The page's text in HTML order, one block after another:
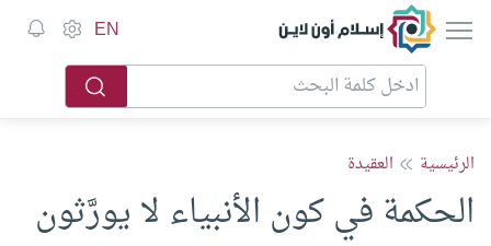
إسلام أون لاين EN
الرئيسية العقيدة
الحكمة في كون الأنبياء لا يورَّثون